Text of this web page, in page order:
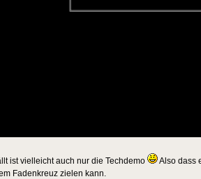
ist vielleicht auch nur die Techdemo
Also dass
Fadenkreuz zielen kann.